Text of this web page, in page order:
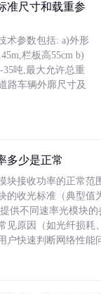
准尺寸和载重参
术参数包括: a)外形
栏板高55cm b)
35吨,最大允许总重
路车辆外廓尺寸及
多少是正常
块接收功率的正常范
的收光标准（典型值
供不同速率光模块
见原因（如光纤损耗
户快速判断网络性能